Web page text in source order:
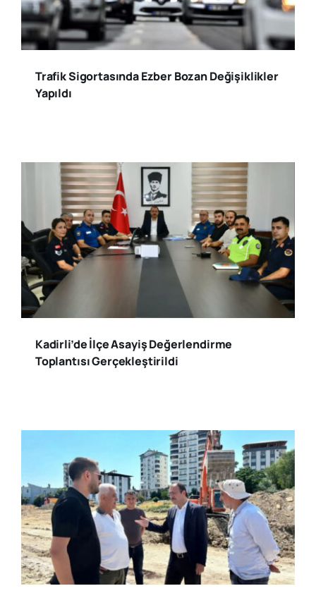
Trafik Sigortasında Ezber Bozan Değişiklikler
Yapıldı
Kadirli’de İlçe Asayiş Değerlendirme
Toplantısı Gerçekleştirildi